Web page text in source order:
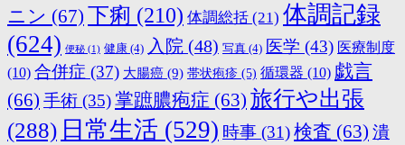
ニン (67) 下痢 (210) 体調総括 (21) 体調記録
(624) 便秘 (1) 健康 (4) 入院 (48) 写真 (4) 医学 (43) 医療制度
(10) 合併症 (37) 大腸癌 (9) 帯状疱疹 (5) 循環器 (10) 戯言
(66) 手術 (35)掌蹠膿疱症 (63) 旅行や出張
(288) 日常生活 (529) 時事 (31)検査 (63) 潰